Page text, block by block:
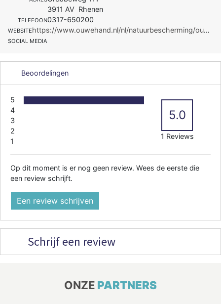
3911 AV Rhenen
TELEFOON0317-650200
WEBSITE https://www.ouwehand.nl/nl/natuurbescherming/ouwehand-zoo-foundation/ozf-projecten
SOCIAL MEDIA
Beoordelingen
5
4
3
2
1
5.0
1 Reviews
Op dit moment is er nog geen review. Wees de eerste die
een review schrijft.
Een review schrijven
Schrijf een review
ONZE PARTNERS